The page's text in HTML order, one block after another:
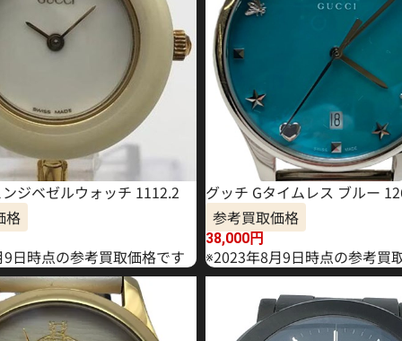
ジベゼルウォッチ 1112.2
格
日時点の参考買取価格です
グッチ Gタイムレス ブルー
参考買取価格
38,000円
※2023年8月9日時点の参考買